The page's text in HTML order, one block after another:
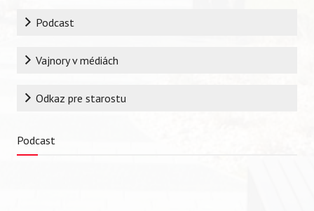
Podcast
Vajnory v médiách
Odkaz pre starostu
Podcast